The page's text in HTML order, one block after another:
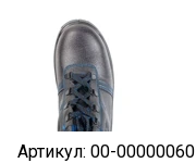
Артикул: 00-00000060